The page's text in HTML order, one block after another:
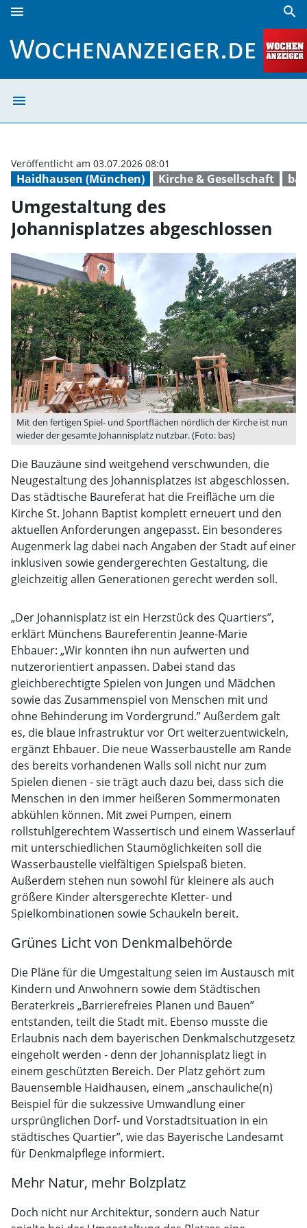
menu search
menu
Haidhausen (München) Kirche & Gesellschaft
Veröffentlicht am 03.07.2026 08:01
Umgestaltung des
Johannisplatzes abgeschlossen
Mit den fertigen Spiel- und Sportflächen nördlich der Kirche ist nun
wieder der gesamte Johannisplatz nutzbar. (Foto: bas)
Die Bauzäune sind weitgehend verschwunden, die
Neugestaltung des Johannisplatzes ist abgeschlossen.
Das städtische Baureferat hat die Freifläche um die
Kirche St. Johann Baptist komplett erneuert und den
aktuellen Anforderungen angepasst. Ein besonderes
Augenmerk lag dabei nach Angaben der Stadt auf einer
inklusiven sowie gendergerechten Gestaltung, die
gleichzeitig allen Generationen gerecht werden soll.
„Der Johannisplatz ist ein Herzstück des Quartiers”,
erklärt Münchens Baureferentin Jeanne-Marie
Ehbauer: „Wir konnten ihn nun aufwerten und
nutzerorientiert anpassen. Dabei stand das
gleichberechtigte Spielen von Jungen und Mädchen
sowie das Zusammenspiel von Menschen mit und
ohne Behinderung im Vordergrund.” Außerdem galt
es, die blaue Infrastruktur vor Ort weiterzuentwickeln,
ergänzt Ehbauer. Die neue Wasserbaustelle am Rande
des bereits vorhandenen Walls soll nicht nur zum
Spielen dienen - sie trägt auch dazu bei, dass sich die
Menschen in den immer heißeren Sommermonaten
abkühlen können. Mit zwei Pumpen, einem
rollstuhlgerechtem Wassertisch und einem Wasserlauf
mit unterschiedlichen Staumöglichkeiten soll die
Wasserbaustelle vielfältigen Spielspaß bieten.
Außerdem stehen nun sowohl für kleinere als auch
größere Kinder altersgerechte Kletter- und
Spielkombinationen sowie Schaukeln bereit.
Grünes Licht von Denkmalbehörde
Die Pläne für die Umgestaltung seien im Austausch mit
Kindern und Anwohnern sowie dem Städtischen
Beraterkreis „Barrierefreies Planen und Bauen”
entstanden, teilt die Stadt mit. Ebenso musste die
Erlaubnis nach dem bayerischen Denkmalschutzgesetz
eingeholt werden - denn der Johannisplatz liegt in
einem geschützten Bereich. Der Platz gehört zum
Bauensemble Haidhausen, einem „anschauliche(n)
Beispiel für die sukzessive Umwandlung einer
ursprünglichen Dorf- und Vorstadtsituation in ein
städtisches Quartier”, wie das Bayerische Landesamt
für Denkmalpflege informiert.
Mehr Natur, mehr Bolzplatz
Doch nicht nur Architektur, sondern auch Natur